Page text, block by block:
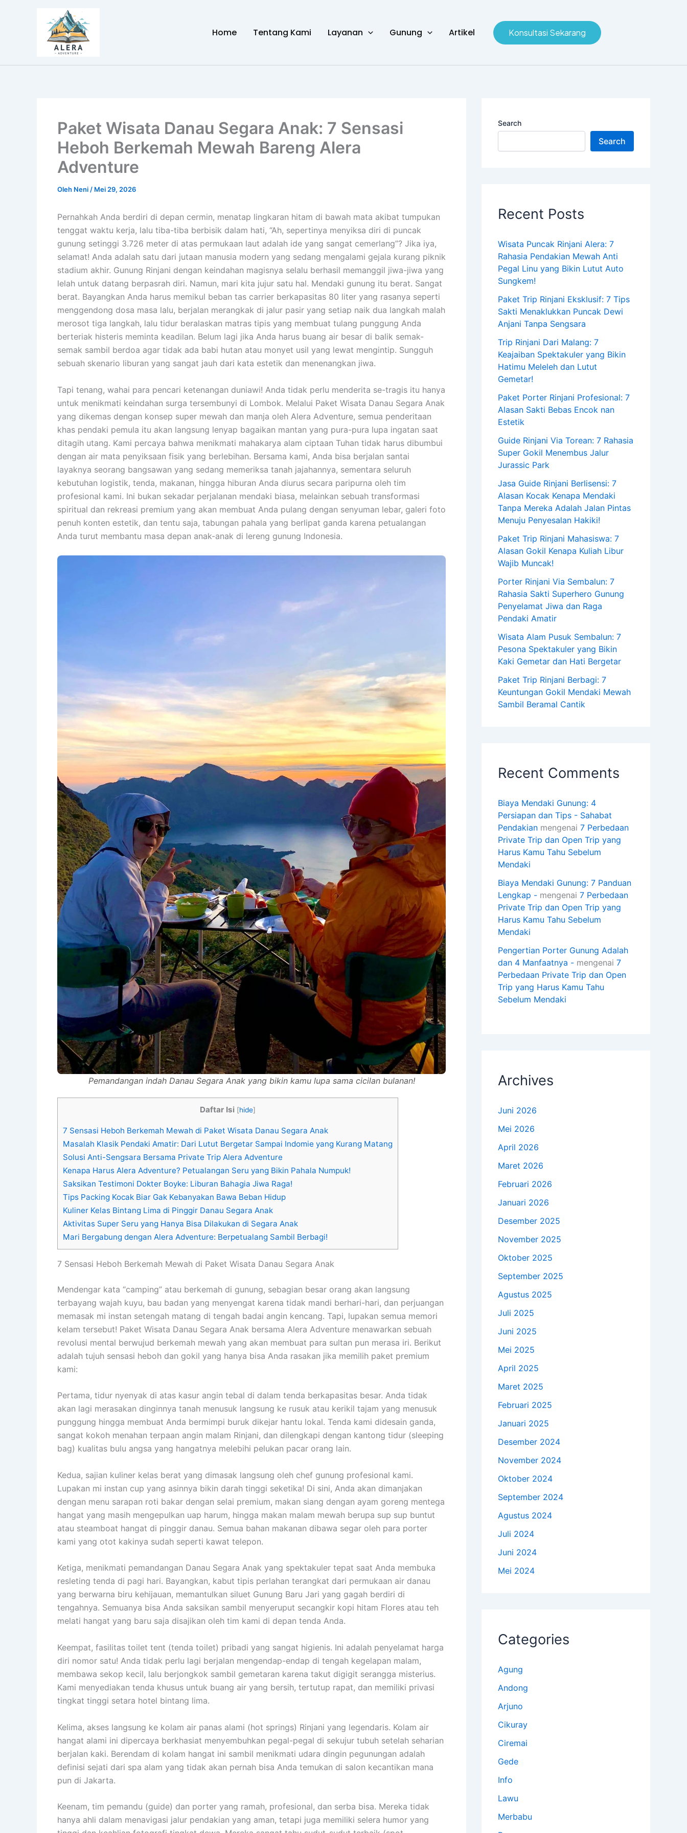
Home Tentang Kami Layanan Gunung Artikel Konsultasi Sekarang
Paket Wisata Danau Segara Anak: 7 Sensasi
Heboh Berkemah Mewah Bareng Alera
Adventure
Oleh Neni / Mei 29, 2026
Pernahkah Anda berdiri di depan cermin, menatap lingkaran hitam di bawah mata akibat tumpukan
tenggat waktu kerja, lalu tiba-tiba berbisik dalam hati, “Ah, sepertinya menyiksa diri di puncak
gunung setinggi 3.726 meter di atas permukaan laut adalah ide yang sangat cemerlang”? Jika iya,
selamat! Anda adalah satu dari jutaan manusia modern yang sedang mengalami gejala kurang piknik
stadium akhir. Gunung Rinjani dengan keindahan magisnya selalu berhasil memanggil jiwa-jiwa yang
lelah untuk datang berpasrah diri. Namun, mari kita jujur satu hal. Mendaki gunung itu berat. Sangat
berat. Bayangkan Anda harus memikul beban tas carrier berkapasitas 80 liter yang rasanya seperti
menggendong dosa masa lalu, berjalan merangkak di jalur pasir yang setiap naik dua langkah malah
merosot tiga langkah, lalu tidur beralaskan matras tipis yang membuat tulang punggung Anda
berteriak histeris meminta keadilan. Belum lagi jika Anda harus buang air besar di balik semak-
semak sambil berdoa agar tidak ada babi hutan atau monyet usil yang lewat mengintip. Sungguh
sebuah skenario liburan yang sangat jauh dari kata estetik dan menenangkan jiwa.
Tapi tenang, wahai para pencari ketenangan duniawi! Anda tidak perlu menderita se-tragis itu hanya
untuk menikmati keindahan surga tersembunyi di Lombok. Melalui Paket Wisata Danau Segara Anak
yang dikemas dengan konsep super mewah dan manja oleh Alera Adventure, semua penderitaan
khas pendaki pemula itu akan langsung lenyap bagaikan mantan yang pura-pura lupa ingatan saat
ditagih utang. Kami percaya bahwa menikmati mahakarya alam ciptaan Tuhan tidak harus dibumbui
dengan air mata penyiksaan fisik yang berlebihan. Bersama kami, Anda bisa berjalan santai
layaknya seorang bangsawan yang sedang memeriksa tanah jajahannya, sementara seluruh
kebutuhan logistik, tenda, makanan, hingga hiburan Anda diurus secara paripurna oleh tim
profesional kami. Ini bukan sekadar perjalanan mendaki biasa, melainkan sebuah transformasi
spiritual dan rekreasi premium yang akan membuat Anda pulang dengan senyuman lebar, galeri foto
penuh konten estetik, dan tentu saja, tabungan pahala yang berlipat ganda karena petualangan
Anda turut membantu masa depan anak-anak di lereng gunung Indonesia.
Pemandangan indah Danau Segara Anak yang bikin kamu lupa sama cicilan bulanan!
Daftar Isi [hide]
7 Sensasi Heboh Berkemah Mewah di Paket Wisata Danau Segara Anak
Masalah Klasik Pendaki Amatir: Dari Lutut Bergetar Sampai Indomie yang Kurang Matang
Solusi Anti-Sengsara Bersama Private Trip Alera Adventure
Kenapa Harus Alera Adventure? Petualangan Seru yang Bikin Pahala Numpuk!
Saksikan Testimoni Dokter Boyke: Liburan Bahagia Jiwa Raga!
Tips Packing Kocak Biar Gak Kebanyakan Bawa Beban Hidup
Kuliner Kelas Bintang Lima di Pinggir Danau Segara Anak
Aktivitas Super Seru yang Hanya Bisa Dilakukan di Segara Anak
Mari Bergabung dengan Alera Adventure: Berpetualang Sambil Berbagi!
7 Sensasi Heboh Berkemah Mewah di Paket Wisata Danau Segara Anak
Mendengar kata “camping” atau berkemah di gunung, sebagian besar orang akan langsung
terbayang wajah kuyu, bau badan yang menyengat karena tidak mandi berhari-hari, dan perjuangan
memasak mi instan setengah matang di tengah badai angin kencang. Tapi, lupakan semua memori
kelam tersebut! Paket Wisata Danau Segara Anak bersama Alera Adventure menawarkan sebuah
revolusi mental berwujud berkemah mewah yang akan membuat para sultan pun merasa iri. Berikut
adalah tujuh sensasi heboh dan gokil yang hanya bisa Anda rasakan jika memilih paket premium
kami:
Pertama, tidur nyenyak di atas kasur angin tebal di dalam tenda berkapasitas besar. Anda tidak
akan lagi merasakan dinginnya tanah menusuk langsung ke rusuk atau kerikil tajam yang menusuk
punggung hingga membuat Anda bermimpi buruk dikejar hantu lokal. Tenda kami didesain ganda,
sangat kokoh menahan terpaan angin malam Rinjani, dan dilengkapi dengan kantong tidur (sleeping
bag) kualitas bulu angsa yang hangatnya melebihi pelukan pacar orang lain.
Kedua, sajian kuliner kelas berat yang dimasak langsung oleh chef gunung profesional kami.
Lupakan mi instan cup yang asinnya bikin darah tinggi seketika! Di sini, Anda akan dimanjakan
dengan menu sarapan roti bakar dengan selai premium, makan siang dengan ayam goreng mentega
hangat yang masih mengepulkan uap harum, hingga makan malam mewah berupa sup sup buntut
atau steamboat hangat di pinggir danau. Semua bahan makanan dibawa segar oleh para porter
kami yang otot kakinya sudah seperti kawat telepon.
Ketiga, menikmati pemandangan Danau Segara Anak yang spektakuler tepat saat Anda membuka
resleting tenda di pagi hari. Bayangkan, kabut tipis perlahan terangkat dari permukaan air danau
yang berwarna biru kehijauan, memantulkan siluet Gunung Baru Jari yang gagah berdiri di
tengahnya. Semuanya bisa Anda saksikan sambil menyeruput secangkir kopi hitam Flores atau teh
melati hangat yang baru saja disajikan oleh tim kami di depan tenda Anda.
Keempat, fasilitas toilet tent (tenda toilet) pribadi yang sangat higienis. Ini adalah penyelamat harga
diri nomor satu! Anda tidak perlu lagi berjalan mengendap-endap di tengah kegelapan malam,
membawa sekop kecil, lalu berjongkok sambil gemetaran karena takut digigit serangga misterius.
Kami menyediakan tenda khusus untuk buang air yang bersih, tertutup rapat, dan memiliki privasi
tingkat tinggi setara hotel bintang lima.
Kelima, akses langsung ke kolam air panas alami (hot springs) Rinjani yang legendaris. Kolam air
hangat alami ini dipercaya berkhasiat menyembuhkan pegal-pegal di sekujur tubuh setelah seharian
berjalan kaki. Berendam di kolam hangat ini sambil menikmati udara dingin pegunungan adalah
definisi sejati dari spa alam yang tidak akan pernah bisa Anda temukan di salon kecantikan mana
pun di Jakarta.
Keenam, tim pemandu (guide) dan porter yang ramah, profesional, dan serba bisa. Mereka tidak
hanya ahli dalam menavigasi jalur pendakian yang aman, tetapi juga memiliki selera humor yang
Search
Search
Recent Posts
Wisata Puncak Rinjani Alera: 7
Rahasia Pendakian Mewah Anti
Pegal Linu yang Bikin Lutut Auto
Sungkem!
Paket Trip Rinjani Eksklusif: 7 Tips
Sakti Menaklukkan Puncak Dewi
Anjani Tanpa Sengsara
Trip Rinjani Dari Malang: 7
Keajaiban Spektakuler yang Bikin
Hatimu Meleleh dan Lutut
Gemetar!
Paket Porter Rinjani Profesional: 7
Alasan Sakti Bebas Encok nan
Estetik
Guide Rinjani Via Torean: 7 Rahasia
Super Gokil Menembus Jalur
Jurassic Park
Jasa Guide Rinjani Berlisensi: 7
Alasan Kocak Kenapa Mendaki
Tanpa Mereka Adalah Jalan Pintas
Menuju Penyesalan Hakiki!
Paket Trip Rinjani Mahasiswa: 7
Alasan Gokil Kenapa Kuliah Libur
Wajib Muncak!
Porter Rinjani Via Sembalun: 7
Rahasia Sakti Superhero Gunung
Penyelamat Jiwa dan Raga
Pendaki Amatir
Wisata Alam Pusuk Sembalun: 7
Pesona Spektakuler yang Bikin
Kaki Gemetar dan Hati Bergetar
Paket Trip Rinjani Berbagi: 7
Keuntungan Gokil Mendaki Mewah
Sambil Beramal Cantik
Recent Comments
Biaya Mendaki Gunung: 4
Persiapan dan Tips - Sahabat
Pendakian mengenai 7 Perbedaan
Private Trip dan Open Trip yang
Harus Kamu Tahu Sebelum
Mendaki
Biaya Mendaki Gunung: 7 Panduan
Lengkap - mengenai 7 Perbedaan
Private Trip dan Open Trip yang
Harus Kamu Tahu Sebelum
Mendaki
Pengertian Porter Gunung Adalah
dan 4 Manfaatnya - mengenai 7
Perbedaan Private Trip dan Open
Trip yang Harus Kamu Tahu
Sebelum Mendaki
Archives
Juni 2026
Mei 2026
April 2026
Maret 2026
Februari 2026
Januari 2026
Desember 2025
November 2025
Oktober 2025
September 2025
Agustus 2025
Juli 2025
Juni 2025
Mei 2025
April 2025
Maret 2025
Februari 2025
Januari 2025
Desember 2024
November 2024
Oktober 2024
September 2024
Agustus 2024
Juli 2024
Juni 2024
Mei 2024
Categories
Agung
Andong
Arjuno
Cikuray
Ciremai
Gede
Info
Lawu
Merbabu